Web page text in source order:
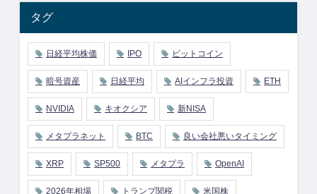
タグ
日経平均株価 IPO ビットコイン
暗号資産 日経平均 AIインフラ投資 ETH
NVIDIA キオクシア 新NISA
メタプラネット BTC 良い会社悪いタイミング
XRP SP500 メタプラ OpenAI
2026年相場 トランプ関税 米国株